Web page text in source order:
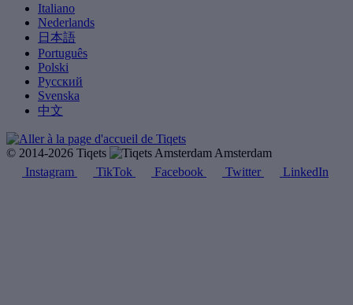
Italiano
Nederlands
日本語
Português
Polski
Русский
Svenska
中文
© 2014-2026 Tiqets
Amsterdam
Instagram
TikTok Facebook Twitter LinkedIn